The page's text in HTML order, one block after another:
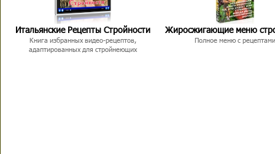
Итальянские Рецепты Стройности
Книга избранных видео-рецептов,
адаптированных для стройнеющих
Жиросжигающие меню
Полное меню с рецептами